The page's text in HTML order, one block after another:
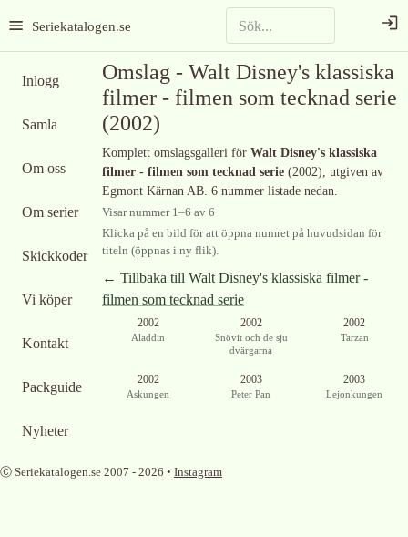
Seriekatalogen.se
Inlogg
Samla
Om oss
Om serier
Skickkoder
Vi köper
Kontakt
Packguide
Nyheter
Omslag - Walt Disney's klassiska
filmer - filmen som tecknad serie
(2002)
Komplett omslagsgalleri för Walt Disney's klassiska
filmer - filmen som tecknad serie (2002), utgiven av
Egmont Kärnan AB. 6 nummer listade nedan.
Visar nummer 1–6 av 6
Klicka på en bild för att öppna numret på huvudsidan för
titeln (öppnas i ny flik).
← Tillbaka till Walt Disney's klassiska filmer -
filmen som tecknad serie
2002
Aladdin
2002
Snövit och de sju
dvärgarna
2002
Tarzan
2002
Askungen
2003
Peter Pan
2003
Lejonkungen
Ⓒ Seriekatalogen.se 2007 - 2026 • Instagram